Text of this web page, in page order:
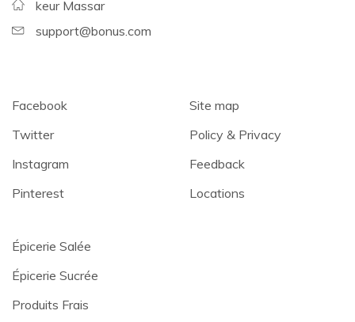
keur Massar
support@bonus.com
Facebook
Twitter
Instagram
Pinterest
Site map
Policy & Privacy
Feedback
Locations
Épicerie Salée
Épicerie Sucrée
Produits Frais